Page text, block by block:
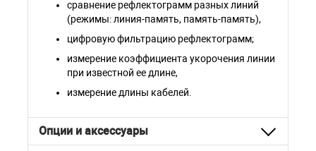
сравнение рефлектограмм разных линий
(режимы: линия-память, память-память),
цифровую фильтрацию рефлектограмм;
измерение коэффициента укорочения линии
при известной ее длине,
измерение длины кабелей.
Опции и аксессуары